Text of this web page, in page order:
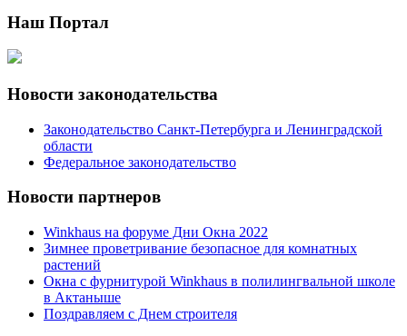
Наш Портал
Новости законодательства
Законодательство Санкт-Петербурга и Ленинградской
области
Федеральное законодательство
Новости партнеров
Winkhaus на форуме Дни Окна 2022
Зимнее проветривание безопасное для комнатных
растений
Окна с фурнитурой Winkhaus в полилингвальной школе
в Актаныше
Поздравляем с Днем строителя